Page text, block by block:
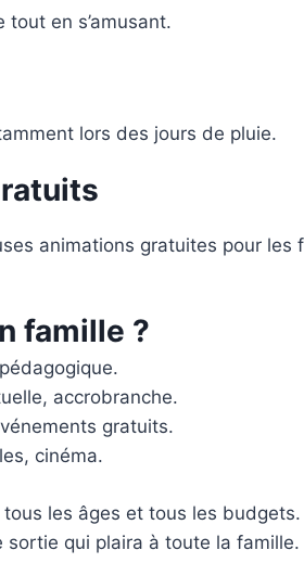
en s’amusant.
lors des jours de pluie.
animations gratuites pour
famille ?
accrobranche.
gratuits.
cinéma.
les âges et tous les
qui plaira à toute la famille.